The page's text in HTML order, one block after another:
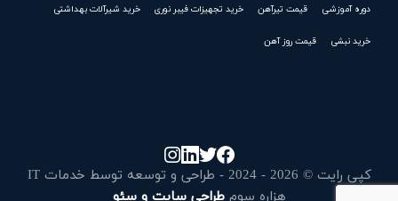
دوره آموزشی قیمت تیرآهن خرید تجهیزات فیبر نوری خرید شیرآلات بهداشتی
خرید نبشی قیمت روز آهن
کپی رایت © 2026 - 2024 - طراحی و توسعه توسط خدمات IT
هزاره سومطراحی سایت و سئو